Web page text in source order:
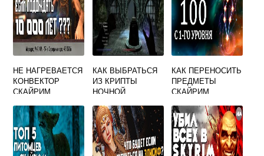
НЕ НАГРЕВАЕТСЯ
КОНВЕКТОР
СКАЙРИМ
КАК ВЫБРАТЬСЯ
ИЗ КРИПТЫ
НОЧНОЙ
СКАЙРИМ
КАК ПЕРЕНОСИТЬ
ПРЕДМЕТЫ
СКАЙРИМ